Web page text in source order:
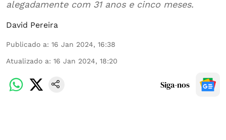
alegadamente com 31 anos e cinco meses.
David Pereira
Publicado a: 16 Jan 2024, 16:38
Atualizado a: 16 Jan 2024, 18:20
Siga-nos